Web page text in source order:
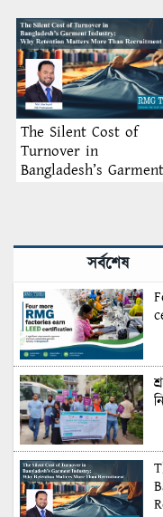
The Silent Cost of
Turnover in
Bangladesh’s Garment
সর্বশেষ